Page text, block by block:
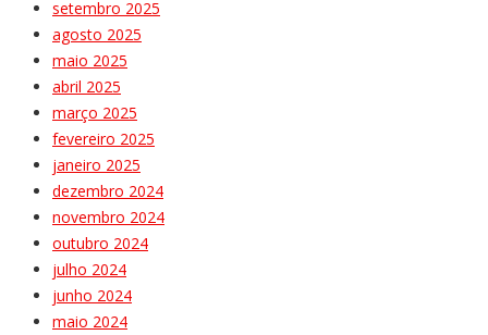
setembro 2025
agosto 2025
maio 2025
abril 2025
março 2025
fevereiro 2025
janeiro 2025
dezembro 2024
novembro 2024
outubro 2024
julho 2024
junho 2024
maio 2024